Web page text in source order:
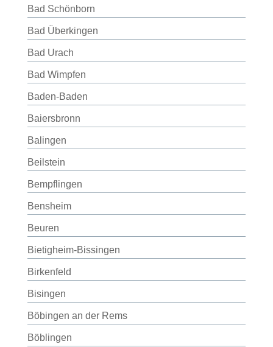
Bad Schönborn
Bad Überkingen
Bad Urach
Bad Wimpfen
Baden-Baden
Baiersbronn
Balingen
Beilstein
Bempflingen
Bensheim
Beuren
Bietigheim-Bissingen
Birkenfeld
Bisingen
Böbingen an der Rems
Böblingen